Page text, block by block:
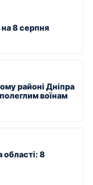
8 серпня
районі Дніпра
воїнам
області: 8